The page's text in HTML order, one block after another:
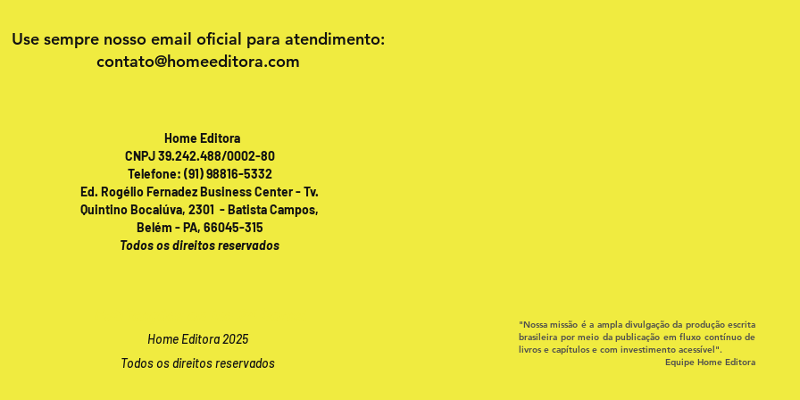
Use sempre nosso email oficial para atendimento:
contato@homeeditora.com
Home Editora
CNPJ 39.242.488/0002-80
Telefone: (91) 98816-5332
Ed. Rogélio Fernadez Business Center - Tv.
Quintino Bocaiúva, 2301 - Batista Campos,
Belém - PA, 66045-315
Todos os direitos reservados
Home Editora 2025
Todos os direitos reservados
"Nossa missão é a ampla divulgação da produção escrita
brasileira por meio da publicação em fluxo contínuo de
livros e capítulos e com investimento acessível".
Equipe Home Editora